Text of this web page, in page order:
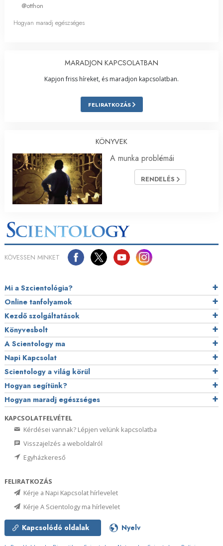
@otthon
Hogyan maradj egészséges
MARADJON KAPCSOLATBAN
Kapjon friss híreket, és maradjon kapcsolatban.
FELIRATKOZÁS
KÖNYVEK
A munka problémái
RENDELÉS
KÖVESSEN MINKET
Mi a Szcientológia?
Online tanfolyamok
Kezdő szolgáltatások
Könyvesbolt
A Scientology ma
Napi Kapcsolat
Scientology a világ körül
Hogyan segítünk?
Hogyan maradj egészséges
KAPCSOLATFELVÉTEL
Kérdései vannak? Lépjen velünk kapcsolatba
Visszajelzés a weboldalról
Egyházkereső
FELIRATKOZÁS
Kérje a Napi Kapcsolat hírlevelet
Kérje A Scientology ma hírlevelet
Kapcsolódó oldalak Nyelv